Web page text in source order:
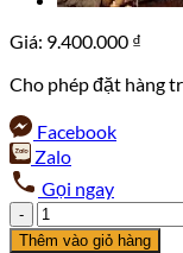
Giá: 9.400.000 ₫
Cho phép đặt hàng
Facebook
Zalo
Gọi ngay
Giường
ngủ
Thêm vào giỏ hàng